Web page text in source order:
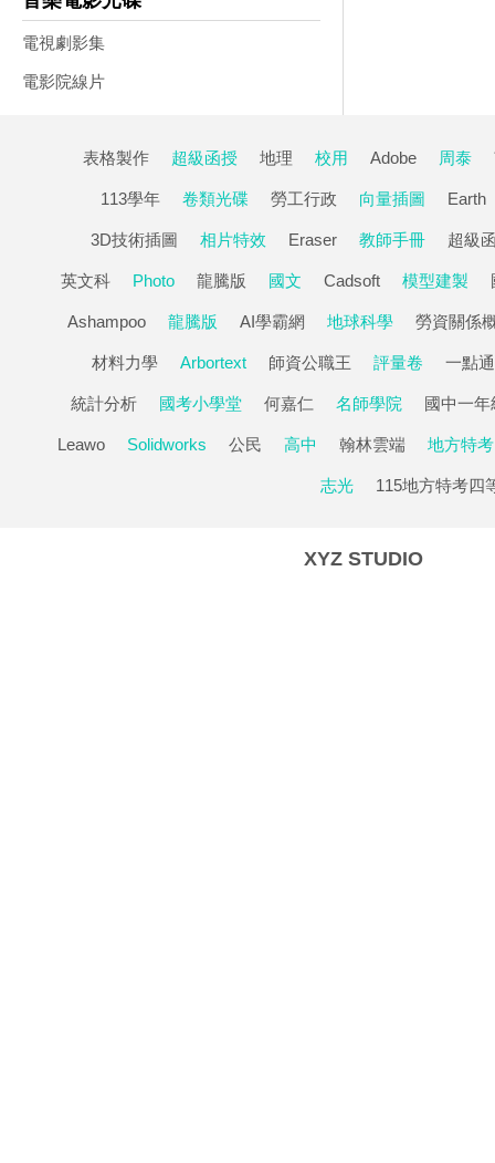
電視劇影集
電影院線片
表格製作 超級函授 地理 校用 Adobe 周泰
113學年 卷類光碟 勞工行政 向量插圖 Earth
3D技術插圖 相片特效 Eraser 教師手冊 超級
英文科 Photo 龍騰版 國文 Cadsoft 模型建製
Ashampoo 龍騰版 AI學霸網 地球科學 勞資關係
材料力學 Arbortext 師資公職王 評量卷 一點
統計分析 國考小學堂 何嘉仁 名師學院 國中一年
Leawo Solidworks 公民 高中 翰林雲端 地方特
志光 115地方特考四
XYZ STUDIO